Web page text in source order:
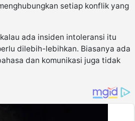
setiap konflik yang
ada insiden intoleransi itu
dilebih-lebihkan. Biasanya ada
dan komunikasi juga tidak